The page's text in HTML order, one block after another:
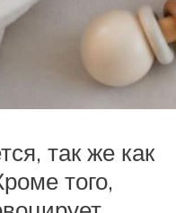
так же как
того,